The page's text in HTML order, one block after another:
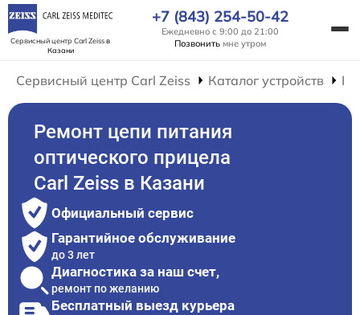
Сервисный центр Carl Zeissв
Казани
+7 (843) 254-50-42
Ежедневно с 9:00 до 21:00
Позвонить мне утром
Сервисный центр Carl Zeiss Каталог устройств
Ремонт цепи питания
оптического прицела
Carl Zeiss в Казани
Официальный сервис
Гарантийное обслуживание
до 3 лет
Диагностика за наш счет,
ремонт по желанию
Бесплатный выезд курьера